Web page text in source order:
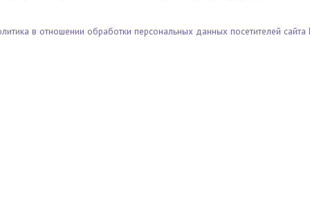
в отношении обработки персональных данных посетителей